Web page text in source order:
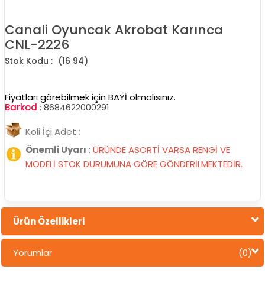
Canali Oyuncak Akrobat Karınca
CNL-2226
(16 94)
Fiyatları görebilmek için BAYİ olmalısınız.
Barkod : 8684622000291
Koli İçi Adet :
Önemli Uyarı : ÜRÜNDE ASORTİ VARSA RENGİ VE
MODELİ STOK DURUMUNA GÖRE GÖNDERİLMEKTEDİR.
Ürün Özellikleri
Yorumlar (0)